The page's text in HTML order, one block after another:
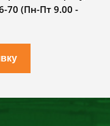
70 (Пн-Пт 9.00 -